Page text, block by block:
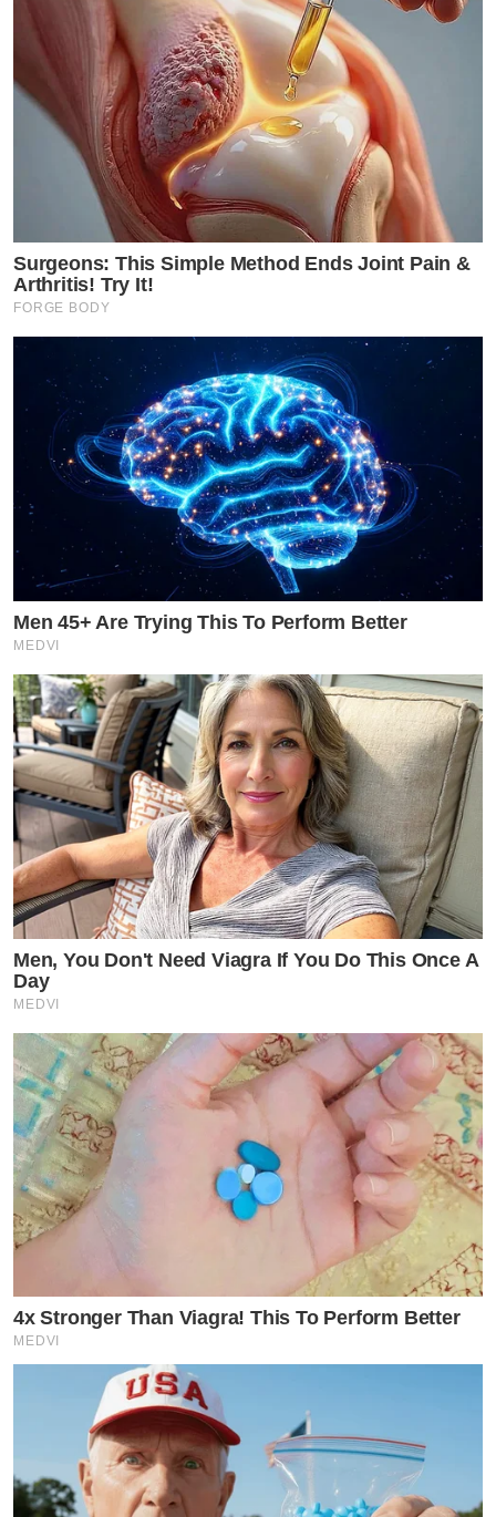
Surgeons: This Simple Method Ends Joint Pain &
Arthritis! Try It!
FORGE BODY
Men 45+ Are Trying This To Perform Better
MEDVI
Men, You Don't Need Viagra If You Do This Once A
Day
MEDVI
4x Stronger Than Viagra! This To Perform Better
MEDVI